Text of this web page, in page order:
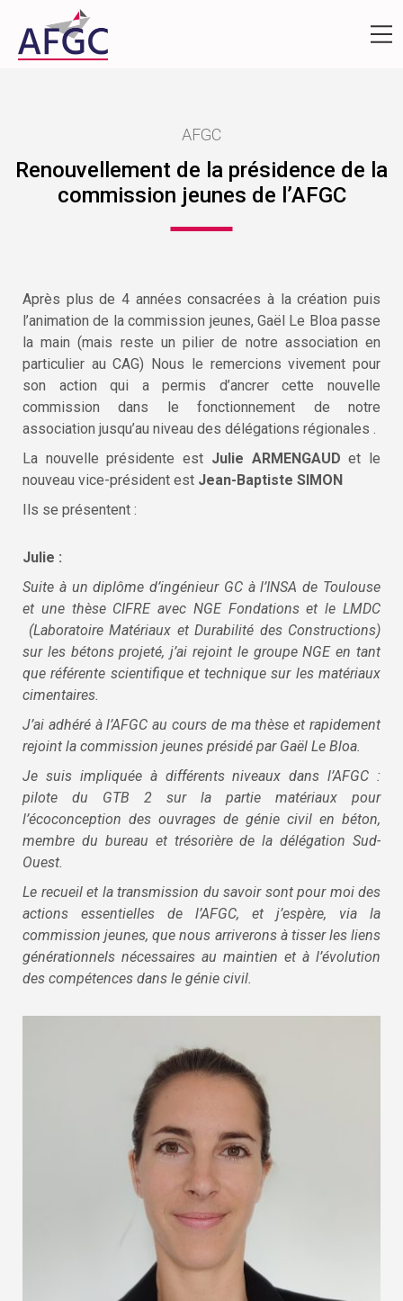
AFGC
Renouvellement de la présidence de la
commission jeunes de l’AFGC
Après plus de 4 années consacrées à la création puis
l’animation de la commission jeunes, Gaël Le Bloa passe
la main (mais reste un pilier de notre association en
particulier au CAG) Nous le remercions vivement pour
son action qui a permis d’ancrer cette nouvelle
commission dans le fonctionnement de notre
association jusqu’au niveau des délégations régionales .
La nouvelle présidente est Julie ARMENGAUD et le
nouveau vice-président est Jean-Baptiste SIMON
Ils se présentent :
Julie :
Suite à un diplôme d’ingénieur GC à l’INSA de Toulouse
et une thèse CIFRE avec NGE Fondations et le LMDC
(Laboratoire Matériaux et Durabilité des Constructions)
sur les bétons projeté, j’ai rejoint le groupe NGE en tant
que référente scientifique et technique sur les matériaux
cimentaires.
J’ai adhéré à l’AFGC au cours de ma thèse et rapidement
rejoint la commission jeunes présidé par Gaël Le Bloa.
Je suis impliquée à différents niveaux dans l’AFGC :
pilote du GTB 2 sur la partie matériaux pour
l’écoconception des ouvrages de génie civil en béton,
membre du bureau et trésorière de la délégation Sud-
Ouest.
Le recueil et la transmission du savoir sont pour moi des
actions essentielles de l’AFGC, et j’espère, via la
commission jeunes, que nous arriverons à tisser les liens
générationnels nécessaires au maintien et à l’évolution
des compétences dans le génie civil.